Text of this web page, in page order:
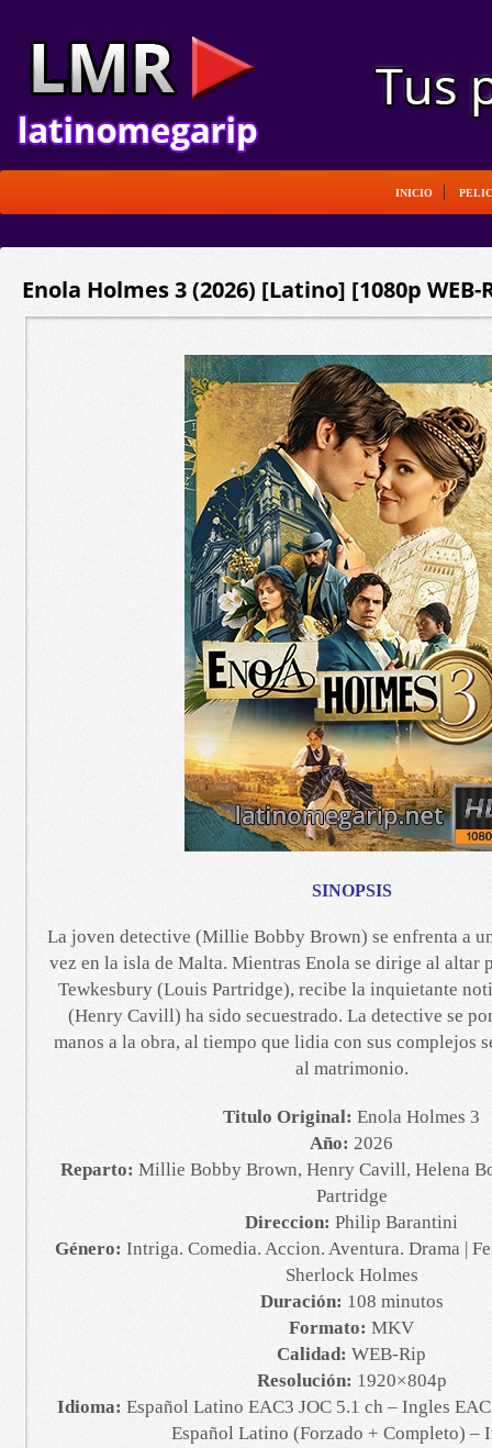
INICIO
Enola Holmes 3 (2026) [Latino] [1080p WEB-
SINOPSIS
La joven detective (Millie Bobby Brown) se enfrenta a
vez en la isla de Malta. Mientras Enola se dirige al altar
Tewkesbury (Louis Partridge), recibe la inquietante
(Henry Cavill) ha sido secuestrado. La detective se
manos a la obra, al tiempo que lidia con sus complejos
al matrimonio.
Titulo Original: Enola Holmes 3
Año: 2026
Reparto: Millie Bobby Brown, Henry Cavill, Helena
Partridge
Direccion: Philip Barantini
Género: Intriga. Comedia. Accion. Aventura. Drama |
Sherlock Holmes
Duración: 108 minutos
Formato: MKV
Calidad: WEB-Rip
Resolución: 1920×804p
Idioma: Español Latino EAC3 JOC 5.1 ch – Ingles
Español Latino (Forzado + Completo) –